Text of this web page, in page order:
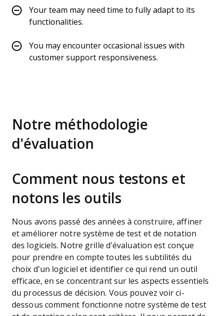
Your team may need time to fully adapt to its
functionalities.
You may encounter occasional issues with
customer support responsiveness.
Notre méthodologie
d'évaluation
Comment nous testons et
notons les outils
Nous avons passé des années à construire, affiner
et améliorer notre système de test et de notation
des logiciels. Notre grille d’évaluation est conçue
pour prendre en compte toutes les subtilités du
choix d’un logiciel et identifier ce qui rend un outil
efficace, en se concentrant sur les aspects essentiels
du processus de décision. Vous pouvez voir ci-
dessous comment fonctionne notre système de test